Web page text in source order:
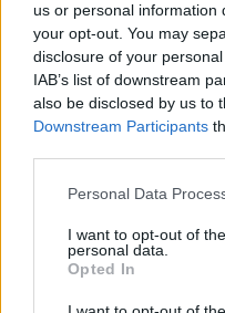
us or personal information
your opt-out. You may
disclosure of your
IAB’s list of downstream
also be disclosed by us to
Downstream Participants
Please note that this
not limited to your visit or
grant or deny consent to
use your data for below
consent section.
Personal Data
I want to opt-out of
personal data.
Opted In